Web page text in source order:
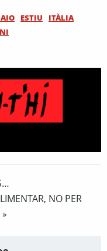
ESTIU
ITÀLIA
NO PER
»